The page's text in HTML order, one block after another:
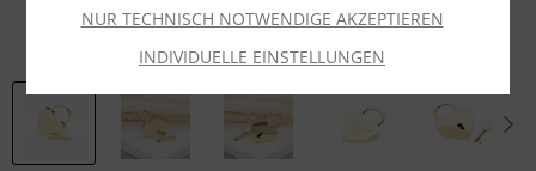
INDIVIDUELLE EINSTELLUNGEN
NUR TECHNISCH NOTWENDIGE AKZEPTIEREN